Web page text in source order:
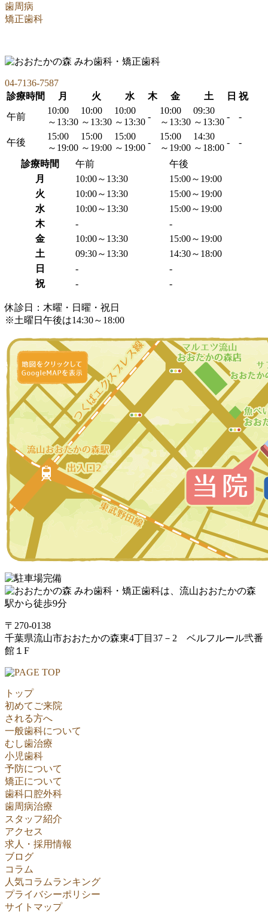
歯周病
矯正歯科
04-7136-7587
診療時間
月 火 水 木 金 土 日 祝
午前
10:00
～13:30
10:00
～13:30
10:00
～13:30
-
10:00
～13:30
09:30
～13:30
- -
午後
15:00
～19:00
15:00
～19:00
15:00
～19:00
-
15:00
～19:00
14:30
～18:00
- -
診療時間 午前
午後
月
10:00～13:30
15:00～19:00
火
10:00～13:30
15:00～19:00
水
10:00～13:30
15:00～19:00
木
-
-
金
10:00～13:30
15:00～19:00
土
09:30～13:30
14:30～18:00
日
-
-
祝
- -
休診日：木曜・日曜・祝日
※土曜日午後は14:30～18:00
〒270-0138
千葉県流山市おおたかの森東4丁目37－2 ベルフルール弐番
館１F
トップ
初めてご来院
される方へ
一般歯科について
むし歯治療
小児歯科
予防について
矯正について
歯科口腔外科
歯周病治療
スタッフ紹介
アクセス
求人・採用情報
ブログ
コラム
人気コラムランキング
プライバシーポリシー
サイトマップ